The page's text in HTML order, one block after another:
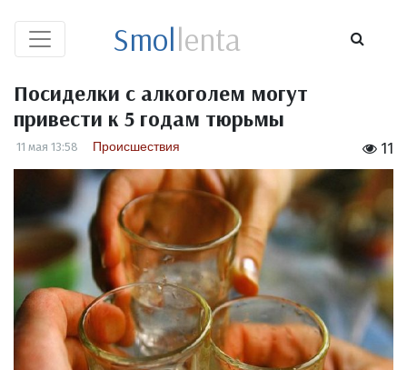
Smollenta
Посиделки с алкоголем могут
привести к 5 годам тюрьмы
11
11 мая 13:58 Происшествия